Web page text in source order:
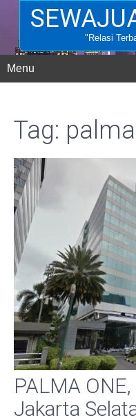
"Relasi
Menu
Tag:
PALMA
Jakarta